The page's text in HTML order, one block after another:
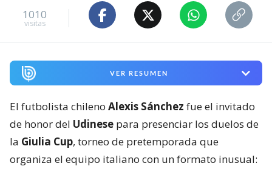
1010
visitas
VER RESUMEN
El futbolista chileno Alexis Sánchez fue el invitado
de honor del Udinese para presenciar los duelos de
la Giulia Cup, torneo de pretemporada que
organiza el equipo italiano con un formato inusual: